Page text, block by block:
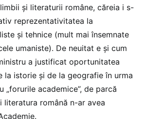
și literaturii române, căreia i s-
reprezentativitatea la
și tehnice (mult mai însemnate
umaniste). De neuitat e și cum
a justificat oportunitatea
la istorie și de la geografie în urma
„forurile academice”, de parcă
literatura română n-ar avea